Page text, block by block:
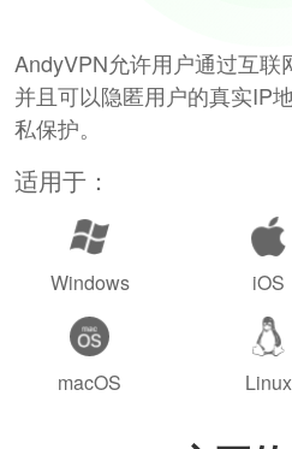
AndyVPN允许用户通过互联
并且可以隐匿用户的真实IP
私保护。
适用于：
Windows iOS
macOS Linux